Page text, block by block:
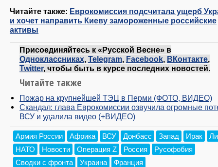
Читайте также: Еврокомиссия подсчитала ущерб
и хочет направить Киеву замороженные российские
активы
Присоединяйтесь к «Русской Весне» в
Одноклассниках Telegram Facebook ВКонтакте
Twitter, чтобы быть в курсе последних новостей.
Читайте также
Пожар на крупнейшей ТЭЦ в Перми (ФОТО, ВИДЕО)
Скандал: глава Еврокомиссии озвучила огромные
ВСУ и удалила видео (+ВИДЕО)
Армия России Африка ВСУ Донбасс Запад Ирак
НАТО
Новости Операция Z Россия
Русофобия
Сводки с фронта
Украина Франция